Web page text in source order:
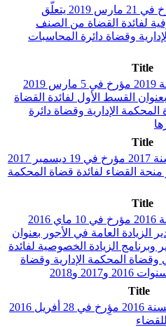
أمر حكومي عدد 285 مؤرخ في 21 مارس 2019 يتعلّق
لفائدة القضاة من الصنف
وقضاة دائرة المحاسبات
Title
أمر حكومي عدد 210 لسنة 2019 مؤرخ في 5 مارس 2019
القسط الأول لفائدة القضاة
الإدارية وقضاة دائرة
Title
أمر حكومي عدد 1361 لسنة 2017 مؤرخ في 19 ديسمبر 2017
منحة القضاء لفائدة قضاة المحكمة
Title
أمر حكومي عدد 742 لسنة 2016 مؤرخ في 10 ماي 2016
الزيادة العامة في الأجور بعنوان
و2016 ومقادير وبرنامج الزيادة الخصوصية لفائدة
المحكمة الإدارية وقضاة
و2018
Title
قانون أساسي عدد 34 لسنة 2016 مؤِرخ في 28 أفريل 2016